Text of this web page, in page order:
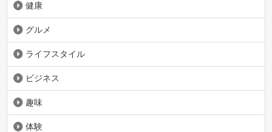
健康
グルメ
ライフスタイル
ビジネス
趣味
体験